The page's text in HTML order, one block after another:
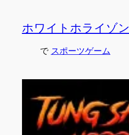
ホワイトホライゾン
で スポーツゲーム